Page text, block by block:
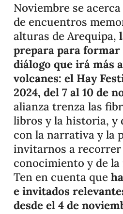
Noviembre se
de encuentros
alturas de Arequipa,
prepara para formar
diálogo que irá más
volcanes: el Hay
2024, del 7 al 10 de
alianza trenza las
libros y la historia, y
con la narrativa y la
invitarnos a recorrer
conocimiento y de
Ten en cuenta que
e invitados
desde el 4 de